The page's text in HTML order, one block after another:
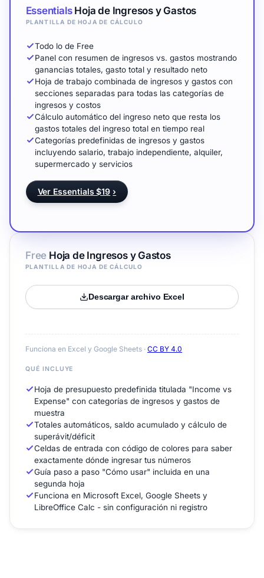
Free Hoja de Ingresos y Gastos
PLANTILLA DE HOJA DE CÁLCULO
Descargar archivo Excel
Funciona en Excel y Google Sheets · CC BY 4.0
QUÉ INCLUYE
Hoja de presupuesto predefinida titulada "Income vs
Expense" con categorías de ingresos y gastos de
muestra
Totales automáticos, saldo acumulado y cálculo de
superávit/déficit
Celdas de entrada con código de colores para saber
exactamente dónde ingresar tus números
Guía paso a paso "Cómo usar" incluida en una
segunda hoja
Funciona en Microsoft Excel, Google Sheets y
LibreOffice Calc - sin configuración ni registro
EssentialsHoja de Ingresos y Gastos
PLANTILLA DE HOJA DE CÁLCULO
Todo lo de Free
Panel con resumen de ingresos vs. gastos mostrando
ganancias totales, gasto total y resultado neto
Hoja de trabajo combinada de ingresos y gastos con
secciones separadas para todas las categorías de
ingresos y costos
Cálculo automático del ingreso neto que resta los
gastos totales del ingreso total en tiempo real
Categorías predefinidas de ingresos y gastos
incluyendo salario, trabajo independiente, alquiler,
supermercado y servicios
Ver Essentials $19 ›